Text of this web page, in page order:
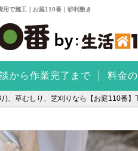
で施工｜お庭110番｜砂利敷き
から作業完了まで 料金
)、草むしり、芝刈りなら【お庭110番】